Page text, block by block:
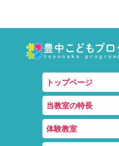
トップページ
当教室の特長
体験教室